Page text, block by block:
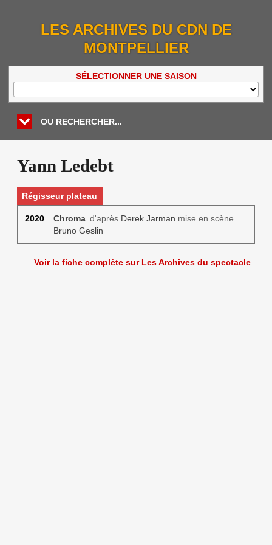
LES ARCHIVES DU CDN DE
MONTPELLIER
SÉLECTIONNER UNE SAISON
OU RECHERCHER...
Yann Ledebt
Régisseur plateau
2020 Chromad'après Derek Jarman mise en scène
Bruno Geslin
Voir la fiche complète sur Les Archives du spectacle